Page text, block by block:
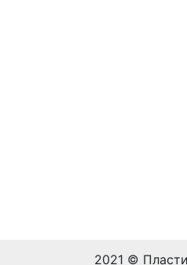
2021 ©